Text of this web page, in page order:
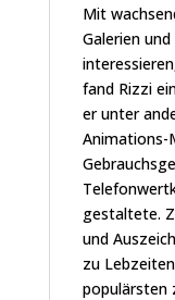
Mit
Galerien
fand Rizzi
er unter
Animations-
gestaltete.
und
zu
populärsten